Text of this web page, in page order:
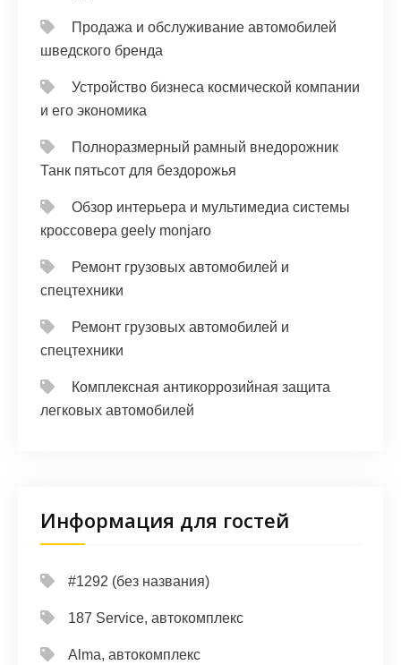
Продажа и обслуживание автомобилей
шведского бренда
Устройство бизнеса космической компании
и его экономика
Полноразмерный рамный внедорожник
Танк пятьсот для бездорожья
Обзор интерьера и мультимедиа системы
кроссовера geely monjaro
Ремонт грузовых автомобилей и
спецтехники
Ремонт грузовых автомобилей и
спецтехники
Комплексная антикоррозийная защита
легковых автомобилей
Информация для гостей
#1292 (без названия)
187 Service, автокомплекс
Alma, автокомплекс